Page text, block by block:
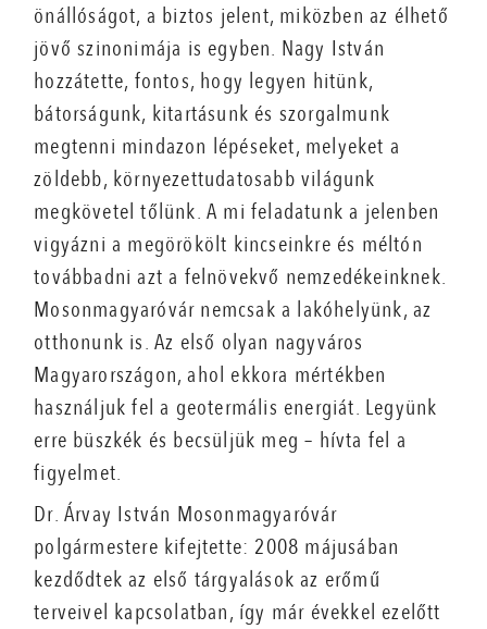
önállóságot, a biztos jelent, miközben az élhető
jövő szinonimája is egyben. Nagy István
hozzátette, fontos, hogy legyen hitünk,
bátorságunk, kitartásunk és szorgalmunk
megtenni mindazon lépéseket, melyeket a
zöldebb, környezettudatosabb világunk
megkövetel tőlünk. A mi feladatunk a jelenben
vigyázni a megörökölt kincseinkre és méltón
továbbadni azt a felnövekvő nemzedékeinknek.
Mosonmagyaróvár nemcsak a lakóhelyünk, az
otthonunk is. Az első olyan nagyváros
Magyarországon, ahol ekkora mértékben
használjuk fel a geotermális energiát. Legyünk
erre büszkék és becsüljük meg – hívta fel a
figyelmet.
Dr. Árvay István Mosonmagyaróvár
polgármestere kifejtette: 2008 májusában
kezdődtek az első tárgyalások az erőmű
terveivel kapcsolatban, így már évekkel ezelőtt